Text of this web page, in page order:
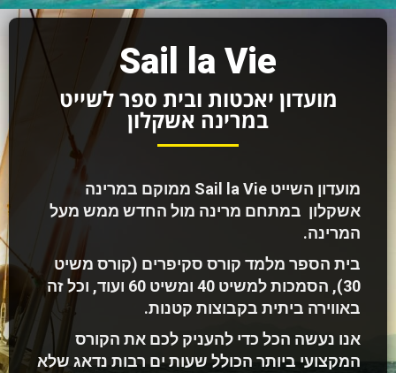
Sail la Vie
מועדון יאכטות ובית ספר לשייט
במרינה אשקלון
מועדון השייט Sail la Vie ממוקם במרינה
אשקלון במתחם מרינה מול החדש ממש מעל
המרינה.
בית הספר מלמד קורס סקיפרים (קורס משיט
30), הסמכות למשיט 40 ומשיט 60 ועוד, וכל זה
באווירה ביתית בקבוצות קטנות.
אנו נעשה הכל כדי להעניק לכם את הקורס
המקצועי ביותר הכולל שעות ים רבות נדאג שלא